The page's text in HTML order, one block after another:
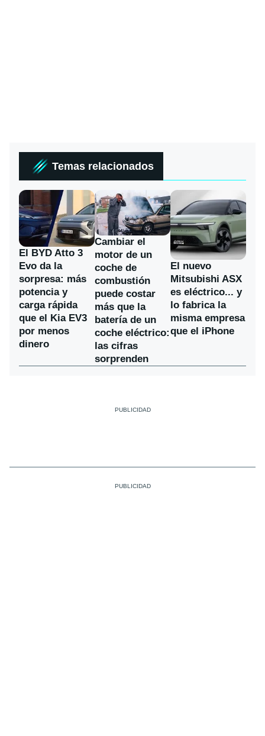
Temas relacionados
El BYD Atto 3
Evo da la
sorpresa: más
potencia y
carga rápida
que el Kia EV3
por menos
dinero
Cambiar el
motor de un
coche de
combustión
puede costar
más que la
batería de un
coche eléctrico:
las cifras
sorprenden
El nuevo
Mitsubishi ASX
es eléctrico... y
lo fabrica la
misma empresa
que el iPhone